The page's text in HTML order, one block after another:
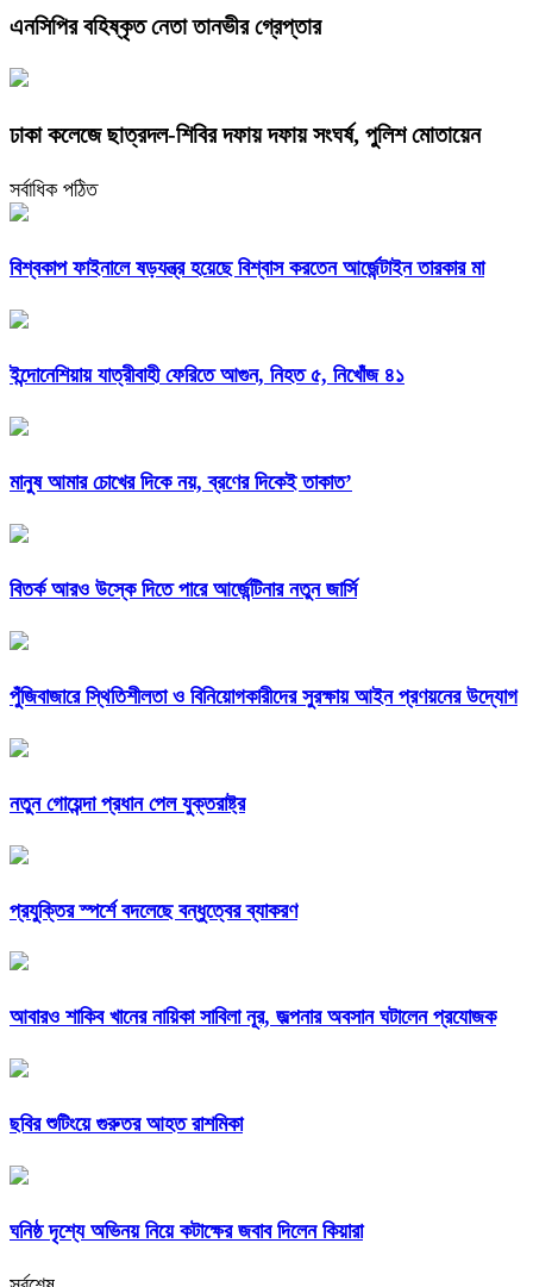
এনসিপির বহিষ্কৃত নেতা তানভীর গ্রেপ্তার
ঢাকা কলেজে ছাত্রদল-শিবির দফায় দফায় সংঘর্ষ, পুলিশ মোতায়েন
সর্বাধিক পঠিত
বিশ্বকাপ ফাইনালে ষড়যন্ত্র হয়েছে বিশ্বাস করতেন আর্জেন্টাইন তারকার মা
ইন্দোনেশিয়ায় যাত্রীবাহী ফেরিতে আগুন, নিহত ৫, নিখোঁজ ৪১
মানুষ আমার চোখের দিকে নয়, ব্রণের দিকেই তাকাত’
বিতর্ক আরও উস্কে দিতে পারে আর্জেন্টিনার নতুন জার্সি
পুঁজিবাজারে স্থিতিশীলতা ও বিনিয়োগকারীদের সুরক্ষায় আইন প্রণয়নের উদ্যোগ
নতুন গোয়েন্দা প্রধান পেল যুক্তরাষ্ট্র
প্রযুক্তির স্পর্শে বদলেছে বন্ধুত্বের ব্যাকরণ
আবারও শাকিব খানের নায়িকা সাবিলা নূর, জল্পনার অবসান ঘটালেন প্রযোজক
ছবির শুটিংয়ে গুরুতর আহত রাশমিকা
ঘনিষ্ঠ দৃশ্যে অভিনয় নিয়ে কটাক্ষের জবাব দিলেন কিয়ারা